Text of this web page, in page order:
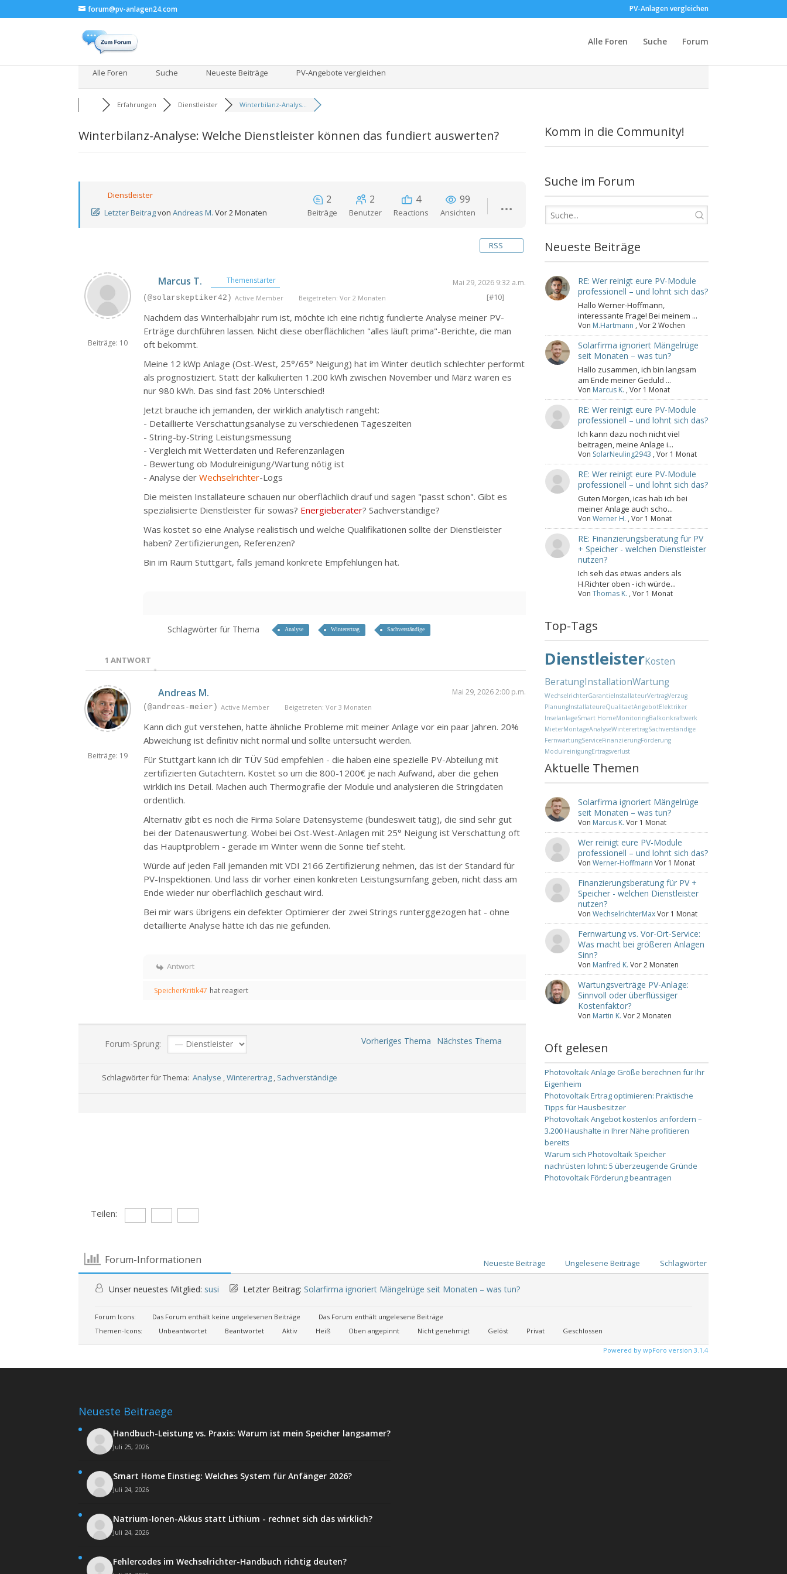
forum@pv-anlagen24.com PV-Anlagen vergleichen
Alle Foren Suche Forum
Alle Foren Suche Neueste Beiträge PV-Angebote vergleichen
Erfahrungen Dienstleister Winterbilanz-Analys...
Winterbilanz-Analyse: Welche Dienstleister können das fundiert auswerten?
Dienstleister
Letzter Beitragvon Andreas M. Vor 2 Monaten
2
Beiträge
2
Benutzer
4
Reactions
99
Ansichten
RSS
Beiträge: 10
Marcus T. Themenstarter Mai 29, 2026 9:32 a.m.
(@solarskeptiker42) Active Member Beigetreten: Vor 2 Monaten [#10]
Nachdem das Winterhalbjahr rum ist, möchte ich eine richtig fundierte Analyse meiner PV-
Erträge durchführen lassen. Nicht diese oberflächlichen "alles läuft prima"-Berichte, die man
oft bekommt.
Meine 12 kWp Anlage (Ost-West, 25°/65° Neigung) hat im Winter deutlich schlechter performt
als prognostiziert. Statt der kalkulierten 1.200 kWh zwischen November und März waren es
nur 980 kWh. Das sind fast 20% Unterschied!
Jetzt brauche ich jemanden, der wirklich analytisch rangeht:
- Detaillierte Verschattungsanalyse zu verschiedenen Tageszeiten
- String-by-String Leistungsmessung
- Vergleich mit Wetterdaten und Referenzanlagen
- Bewertung ob Modulreinigung/Wartung nötig ist
- Analyse derWechselrichter-Logs
Die meisten Installateure schauen nur oberflächlich drauf und sagen "passt schon". Gibt es
spezialisierte Dienstleister für sowas? Energieberater? Sachverständige?
Was kostet so eine Analyse realistisch und welche Qualifikationen sollte der Dienstleister
haben? Zertifizierungen, Referenzen?
Bin im Raum Stuttgart, falls jemand konkrete Empfehlungen hat.
Schlagwörter für Thema Analyse Winterertrag Sachverständige
1 ANTWORT
Beiträge: 19
Andreas M. Mai 29, 2026 2:00 p.m.
(@andreas-meier) Active Member Beigetreten: Vor 3 Monaten
Kann dich gut verstehen, hatte ähnliche Probleme mit meiner Anlage vor ein paar Jahren. 20%
Abweichung ist definitiv nicht normal und sollte untersucht werden.
Für Stuttgart kann ich dir TÜV Süd empfehlen - die haben eine spezielle PV-Abteilung mit
zertifizierten Gutachtern. Kostet so um die 800-1200€ je nach Aufwand, aber die gehen
wirklich ins Detail. Machen auch Thermografie der Module und analysieren die Stringdaten
ordentlich.
Alternativ gibt es noch die Firma Solare Datensysteme (bundesweit tätig), die sind sehr gut
bei der Datenauswertung. Wobei bei Ost-West-Anlagen mit 25° Neigung ist Verschattung oft
das Hauptproblem - gerade im Winter wenn die Sonne tief steht.
Würde auf jeden Fall jemanden mit VDI 2166 Zertifizierung nehmen, das ist der Standard für
PV-Inspektionen. Und lass dir vorher einen konkreten Leistungsumfang geben, nicht dass am
Ende wieder nur oberflächlich geschaut wird.
Bei mir wars übrigens ein defekter Optimierer der zwei Strings runterggezogen hat - ohne
detaillierte Analyse hätte ich das nie gefunden.
Antwort
SpeicherKritik47 hat reagiert
Forum-Sprung: Vorheriges Thema Nächstes Thema
Schlagwörter für Thema: Analyse ,Winterertrag , Sachverständige
Komm in die Community!
Suche im Forum
Neueste Beiträge
RE: Wer reinigt eure PV-Module
professionell – und lohnt sich das?
Hallo Werner-Hoffmann,
interessante Frage! Bei meinem ...
Von M.Hartmann , Vor 2 Wochen
Solarfirma ignoriert Mängelrüge
seit Monaten – was tun?
Hallo zusammen, ich bin langsam
am Ende meiner Geduld ...
Von Marcus K. , Vor 1 Monat
RE: Wer reinigt eure PV-Module
professionell – und lohnt sich das?
Ich kann dazu noch nicht viel
beitragen, meine Anlage i...
Von SolarNeuling2943 , Vor 1 Monat
RE: Wer reinigt eure PV-Module
professionell – und lohnt sich das?
Guten Morgen, icas hab ich bei
meiner Anlage auch scho...
Von Werner H. , Vor 1 Monat
RE: Finanzierungsberatung für PV
+ Speicher - welchen Dienstleister
nutzen?
Ich seh das etwas anders als
H.Richter oben - ich würde...
Von Thomas K. , Vor 1 Monat
Top-Tags
DienstleisterKosten
BeratungInstallationWartung
WechselrichterGarantieInstallateurVertragVerzug
PlanungInstallateureQualitaetAngebotElektriker
InselanlageSmart HomeMonitoringBalkonkraftwerk
MieterMontageAnalyseWinterertragSachverständige
FernwartungServiceFinanzierungFörderung
ModulreinigungErtragsverlust
Aktuelle Themen
Solarfirma ignoriert Mängelrüge
seit Monaten – was tun?
Von Marcus K. Vor 1 Monat
Wer reinigt eure PV-Module
professionell – und lohnt sich das?
Von Werner-Hoffmann Vor 1 Monat
Finanzierungsberatung für PV +
Speicher - welchen Dienstleister
nutzen?
Von WechselrichterMax Vor 1 Monat
Fernwartung vs. Vor-Ort-Service:
Was macht bei größeren Anlagen
Sinn?
Von Manfred K. Vor 2 Monaten
Wartungsverträge PV-Anlage:
Sinnvoll oder überflüssiger
Kostenfaktor?
Von Martin K. Vor 2 Monaten
Oft gelesen
Photovoltaik Anlage Größe berechnen für Ihr
Eigenheim
Photovoltaik Ertrag optimieren: Praktische
Tipps für Hausbesitzer
Photovoltaik Angebot kostenlos anfordern –
3.200 Haushalte in Ihrer Nähe profitieren
bereits
Warum sich Photovoltaik Speicher
nachrüsten lohnt: 5 überzeugende Gründe
Photovoltaik Förderung beantragen
Teilen:
Forum-Informationen Neueste Beiträge Ungelesene Beiträge Schlagwörter
Unser neuestes Mitglied: susi Letzter Beitrag:Solarfirma ignoriert Mängelrüge seit Monaten – was tun?
Forum Icons: Das Forum enthält keine ungelesenen Beiträge
Das Forum enthält ungelesene Beiträge
Themen-Icons:
Unbeantwortet Beantwortet Aktiv Heiß Oben angepinnt Nicht genehmigt Gelöst Privat Geschlossen
Powered by wpForo version 3.1.4
Neueste Beitraege
Handbuch-Leistung vs. Praxis: Warum ist mein Speicher langsamer?
Juli 25, 2026
Smart Home Einstieg: Welches System für Anfänger 2026?
Juli 24, 2026
Natrium-Ionen-Akkus statt Lithium - rechnet sich das wirklich?
Juli 24, 2026
Fehlercodes im Wechselrichter-Handbuch richtig deuten?